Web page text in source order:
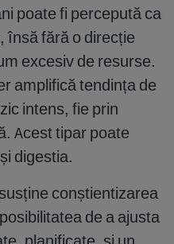
poate fi percepută ca
însă fără o direcție
excesiv de resurse.
amplifică tendința de
intens, fie prin
Acest tipar poate
digestia.
conștientizarea
de a ajusta